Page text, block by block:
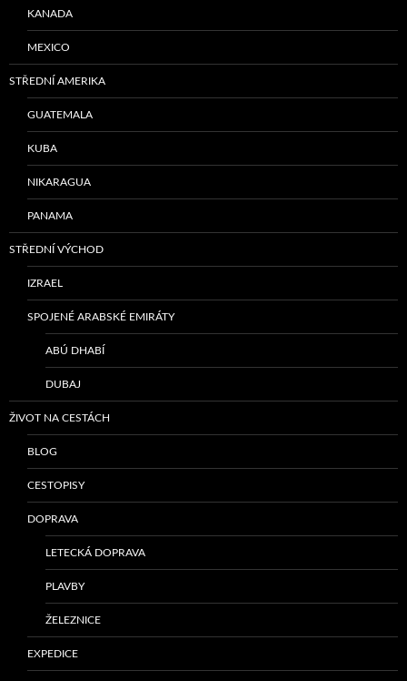
KANADA
MEXICO
STŘEDNÍ AMERIKA
GUATEMALA
KUBA
NIKARAGUA
PANAMA
STŘEDNÍ VÝCHOD
IZRAEL
SPOJENÉ ARABSKÉ EMIRÁTY
ABÚ DHABÍ
DUBAJ
ŽIVOT NA CESTÁCH
BLOG
CESTOPISY
DOPRAVA
LETECKÁ DOPRAVA
PLAVBY
ŽELEZNICE
EXPEDICE